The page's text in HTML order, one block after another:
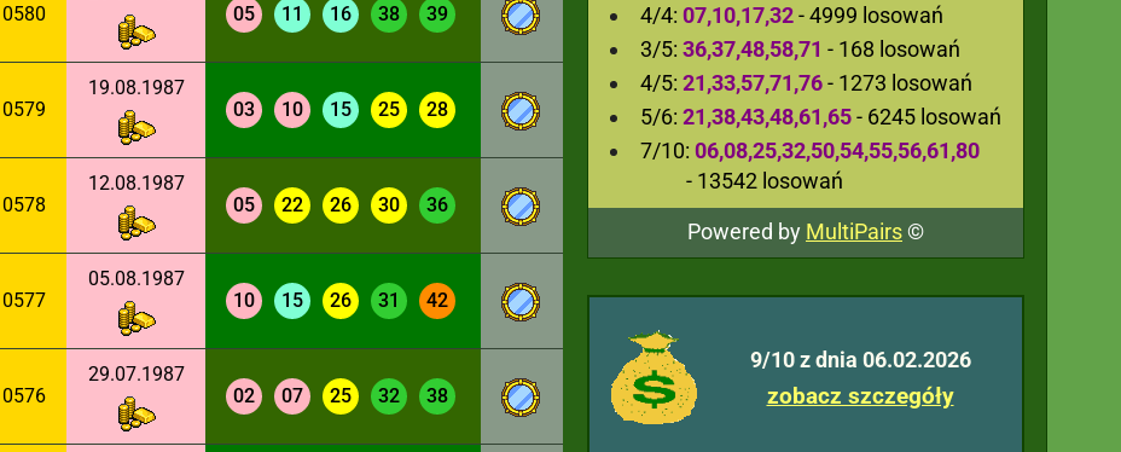
4/4: 07,10,17,32- 4999 losowań
3/5: 36,37,48,58,71 - 168 losowań
4/5: 21,33,57,71,76- 1273 losowań
5/6: 21,38,43,48,61,65- 6245 losowań
7/10: 06,08,25,32,50,54,55,56,61,80
- 13542 losowań
Powered by MultiPairs©
9/10 z dnia 06.02.2026
zobacz szczegóły
0580
05
11 16 38 39
0579
19.08.1987
03
10 15 25 28
0578
12.08.1987
05
22 26 30 36
0577
05.08.1987
10
15 26 31 42
0576
29.07.1987
02
07 25 32 38